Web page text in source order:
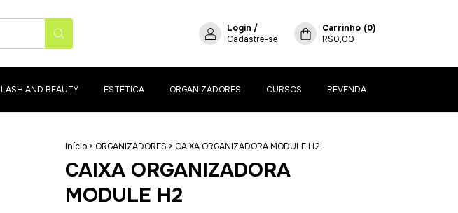
Login /
Cadastre-se
Carrinho (0)
R$0,00
LASH AND BEAUTY ESTÉTICA ORGANIZADORES CURSOS REVENDA
Início > ORGANIZADORES > CAIXA ORGANIZADORA MODULE H2
CAIXA ORGANIZADORA
MODULE H2